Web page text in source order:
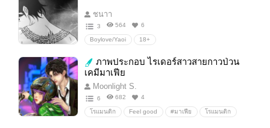
ชนาา
3 564 6
Boylove/Yaoi 18+
ภาพประกอบ ไรเดอร์สาวสายกาวป่วน
เคมีมาเฟีย
Moonlight S.
6 682 4
โรแมนติก Feel good #มาเฟีย โรแมนติก